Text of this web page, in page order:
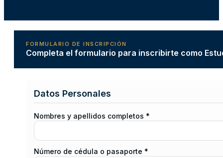
FORMULARIO DE INSCRIPCIÓN
Completa el formulario para inscribirte como
Datos Personales
Nombres y apellidos completos *
Número de cédula o pasaporte *